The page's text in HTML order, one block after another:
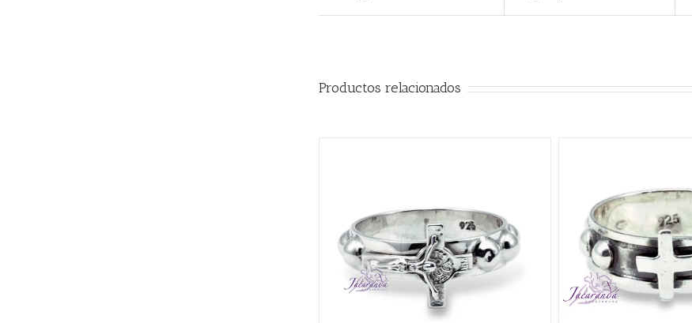
Productos relacionados
AÑADIR AL CARRITO / QUICK VIEW AÑADIR AL CARRITO